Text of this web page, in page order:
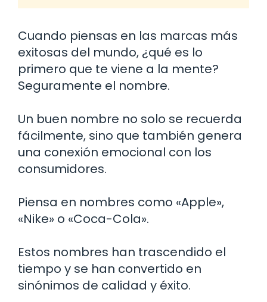
Cuando piensas en las marcas más
exitosas del mundo, ¿qué es lo
primero que te viene a la mente?
Seguramente el nombre.
Un buen nombre no solo se recuerda
fácilmente, sino que también genera
una conexión emocional con los
consumidores.
Piensa en nombres como «Apple»,
«Nike» o «Coca-Cola».
Estos nombres han trascendido el
tiempo y se han convertido en
sinónimos de calidad y éxito.